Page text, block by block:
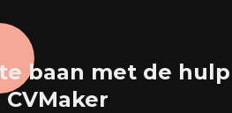
baan met de hulp
CVMaker